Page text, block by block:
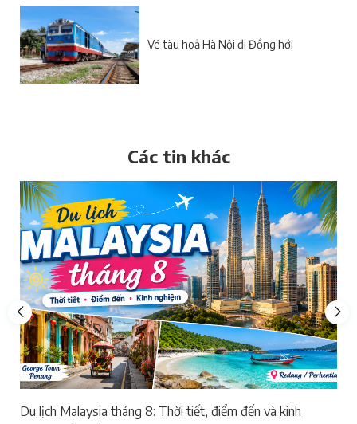
Vé tàu hoả Hà Nội đi Đồng hới
Các tin khác
Du lịch Malaysia tháng 8: Thời tiết, điểm đến và kinh